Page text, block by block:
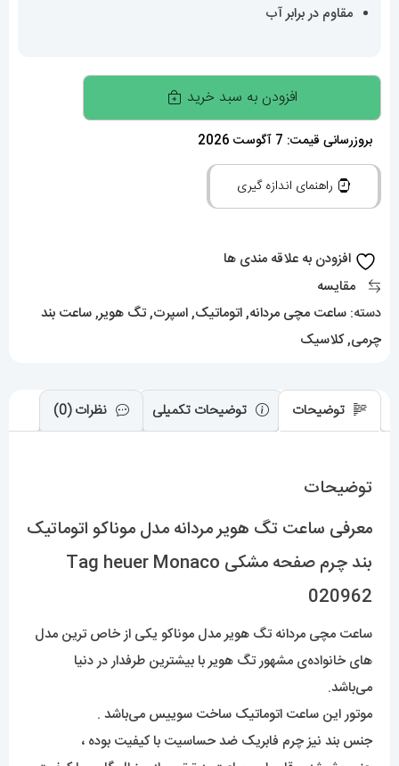
مقاوم در برابر آب
ساعت
تگ
هویر
مردانه
اتوماتیک
بند
مشکی
heuer
Monaco
عدد
افزودن به سبد خرید
بروزرسانی قیمت: 7 آگوست 2026
راهنمای اندازه گیری
افزودن به علاقه مندی ها
مقایسه
دسته: ساعت مچی مردانه,اتوماتیک,اسپرت,تگ هویر,ساعت بند
چرمی,کلاسیک
توضیحات توضیحات تکمیلی نظرات (0)
توضیحات
معرفی ساعت تگ هویر مردانه مدل موناکو اتوماتیک
بند چرم صفحه مشکی Tag heuer Monaco
020962
ساعت مچی مردانه تگ هویر مدل موناکو یکی از خاص ترین مدل
های خانواده‌ی مشهور تگ هویر با بیشترین طرفدار در دنیا
می‌باشد.
موتور این ساعت اتوماتیک ساخت سوییس می‌باشد .
جنس بند نیز چرم فابریک ضد حساسیت با کیفیت بوده ،